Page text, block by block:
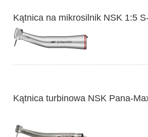
Kątnica na mikrosilnik NSK 1:5
Kątnica turbinowa NSK Pana-